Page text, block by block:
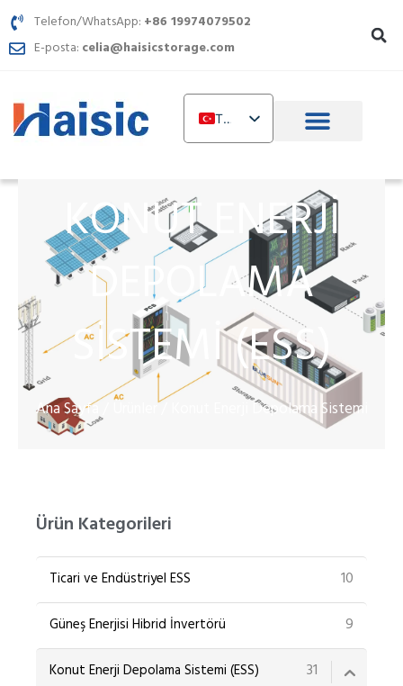
İçeriğe
atla
Telefon/WhatsApp: +86 19974079502
E-posta: celia@haisicstorage.com
TR
EN
FR
PL
NL
UR
KONUT ENERJI
DEPOLAMA
SISTEMI (ESS)
Ana Sayfa / Konut Enerji Depolama Sistemi
Ürün Kategorileri
Ticari ve Endüstriyel ESS 10
Güneş Enerjisi Hibrid İnvertörü 9
Konut Enerji Depolama Sistemi (ESS) 31